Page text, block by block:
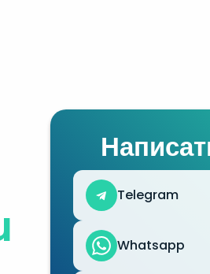
Telegram
Whatsapp